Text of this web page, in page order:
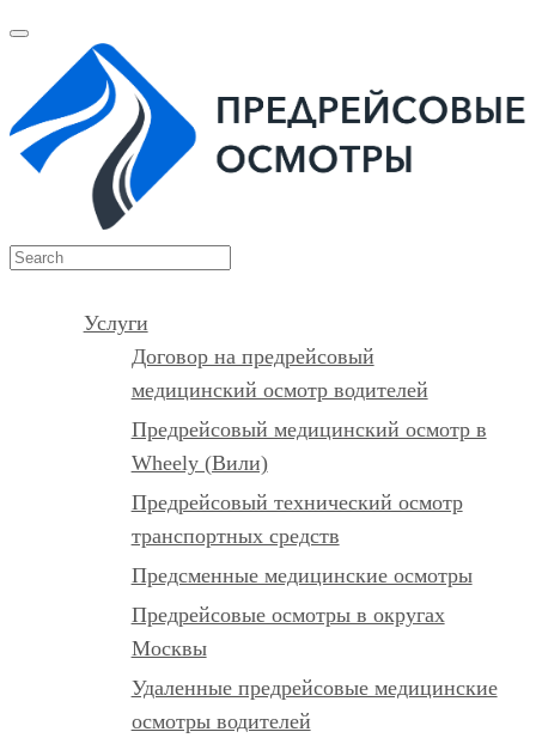
Услуги
Договор на предрейсовый
медицинский осмотр водителей
Предрейсовый медицинский осмотр в
Wheely (Вили)
Предрейсовый технический осмотр
транспортных средств
Предсменные медицинские осмотры
Предрейсовые осмотры в округах
Москвы
Удаленные предрейсовые медицинские
осмотры водителей